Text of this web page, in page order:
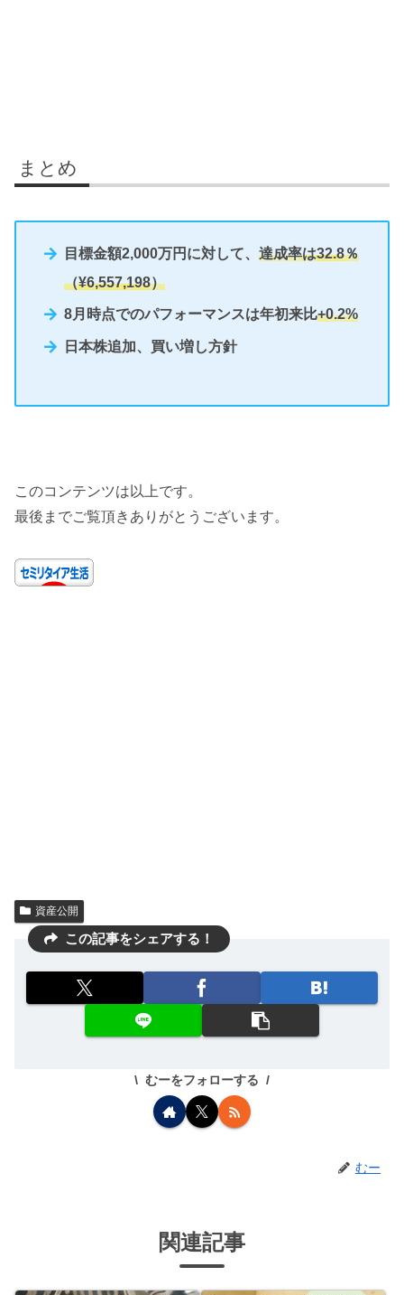
まとめ
目標金額2,000万円に対して、達成率は32.8％
（¥6,557,198）
8月時点でのパフォーマンスは年初来比+0.2%
日本株追加、買い増し方針
このコンテンツは以上です。
最後までご覧頂きありがとうございます。
資産公開
この記事をシェアする！
むーをフォローする
むー
関連記事